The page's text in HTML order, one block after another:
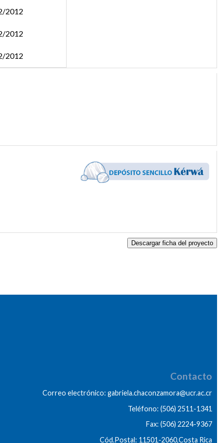
2012
2012
2012
Descargar ficha del proyecto
Contacto
Correo electrónico: gabriela.chaconzamora@ucr.ac.cr
Teléfono: (506) 2511-1341
Fax: (506) 2224-9367
Cód.Postal: 11501-2060,Costa Rica